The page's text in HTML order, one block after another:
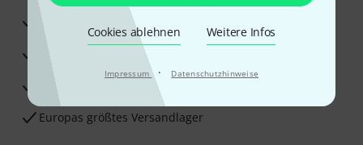
Cookies ablehnen Weitere Infos
Impressum · Datenschutzhinweise
Beratung durch Fachexperten
Zufriedenheitsgarantie
Europas größtes Versandlager